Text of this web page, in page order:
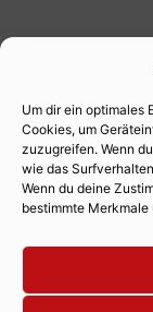
Um dir ein optimales
Cookies, um
zuzugreifen. Wenn
wie das
Wenn du deine
bestimmte